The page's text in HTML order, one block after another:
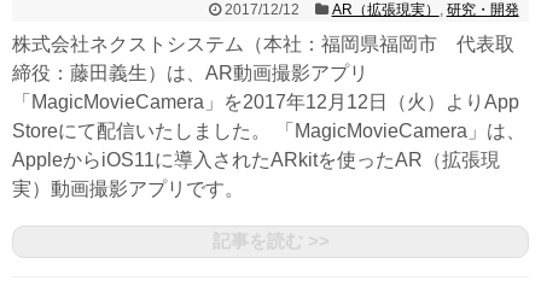
2017/12/12 AR（拡張現実） , 研究・開発
株式会社ネクストシステム（本社：福岡県福岡市 代表取
締役：藤田義生）は、AR動画撮影アプリ
「MagicMovieCamera」を2017年12月12日（火）よりApp
Storeにて配信いたしました。 「MagicMovieCamera」は、
AppleからiOS11に導入されたARkitを使ったAR（拡張現
実）動画撮影アプリです。
記事を読む >>